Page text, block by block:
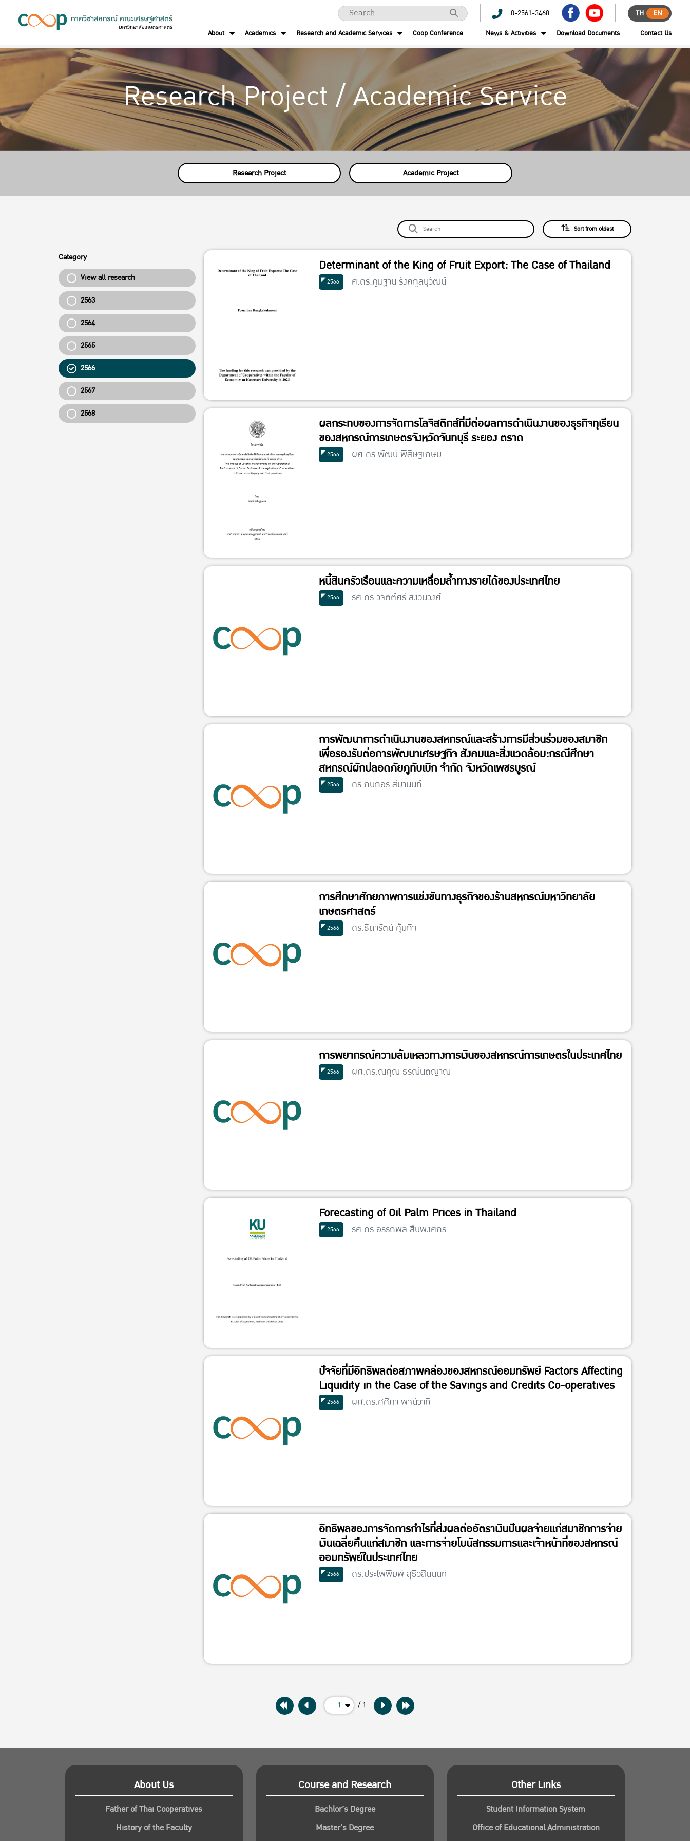
0-2561-3468 TH
EN
About
Academics Research and Academic Services Coop Conference News & Activities Download Documents Contact Us
Research Project / Academic Service
Research Project Academic Project
Sort from oldest
Category
View all research
2563
2564
2565
2566
2567
2568
Determinant of the King of Fruit Export: The Case of Thailand
2566 ศ.ดร.ภูมิฐาน รังคกูลนุวัฒน์
ผลกระทบของการจัดการโลจิสติกส์ที่มีต่อผลการดำเนินงานของธุรกิจทุเรียน
ของสหกรณ์การเกษตรจังหวัดจันทบุรี ระยอง ตราด
2566 ผศ.ดร.พัฒน์ พิสิษฐเกษม
หนี้สินครัวเรือนและความเหลื่อมล้ำทางรายได้ของประเทศไทย
2566 รศ.ดร.วิจิตต์ศรี สงวนวงศ์
การพัฒนาการดำเนินงานของสหกรณ์และสร้างการมีส่วนร่วมของสมาชิก
เพื่อรองรับต่อการพัฒนาเศรษฐกิจ สังคมและสิ่งแวดล้อม:กรณีศึกษา
สหกรณ์ผักปลอดภัยภูทับเบิก จำกัด จังหวัดเพชรบูรณ์
2566 ดร.กนกอร สีมานนท์
การศึกษาศักยภาพการแข่งขันทางธุรกิจของร้านสหกรณ์มหาวิทยาลัย
เกษตรศาสตร์
2566 ดร.ธิดารัตน์ คุ้มกิจ
การพยากรณ์ความล้มเหลวทางการเงินของสหกรณ์การเกษตรในประเทศไทย
2566 ผศ.ดร.ณคุณ ธรณีนิติญาณ
Forecasting of Oil Palm Prices in Thailand
2566 รศ.ดร.อรรถพล สืบพงศกร
ปัจจัยที่มีอิทธิพลต่อสภาพคล่องของสหกรณ์ออมทรัพย์ Factors Affecting
Liquidity in the Case of the Savings and Credits Co-operatives
2566 ผศ.ดร.ศศิภา พจน์วาที
อิทธิพลของการจัดการกำไรที่ส่งผลต่ออัตราเงินปันผลจ่ายแก่สมาชิกการจ่าย
เงินเฉลี่ยคืนแก่สมาชิก และการจ่ายโบนัสกรรมการและเจ้าหน้าที่ของสหกรณ์
ออมทรัพย์ในประเทศไทย
2566 ดร.ประไพพิมพ์ สุธีวสินนนท์
1 / 1
About Us
Father of Thai Cooperatives
History of the Faculty
Course and Research
Bachlor’s Degree
Master’s Degree
Other Links
Student Information System
Office of Educational Administration